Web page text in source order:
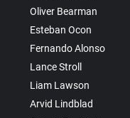
Oliver Bearman
Esteban Ocon
Fernando Alonso
Lance Stroll
Liam Lawson
Arvid Lindblad